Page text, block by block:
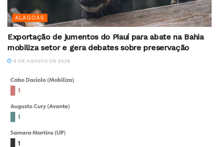
ALAGOAS
Exportação de jumentos do Piauí para abate na Bahia
mobiliza setor e gera debates sobre preservação
6 DE AGOSTO DE 2026